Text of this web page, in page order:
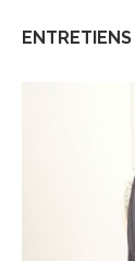
ENTRETIENS